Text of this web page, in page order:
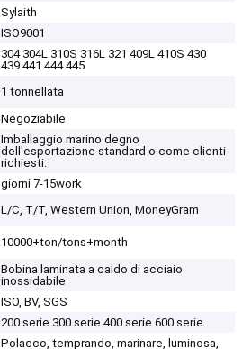
Sylaith
ISO9001
304 304L 310S 316L 321 409L 410S 430
439 441 444 445
1 tonnellata
Negoziabile
Imballaggio marino degno
dell'esportazione standard o come clienti
richiesti.
giorni 7-15work
L/C, T/T, Western Union, MoneyGram
10000+ton/tons+month
Bobina laminata a caldo di acciaio
inossidabile
ISO, BV, SGS
200 serie 300 serie 400 serie 600 serie
Polacco, temprando, marinare, luminosa,